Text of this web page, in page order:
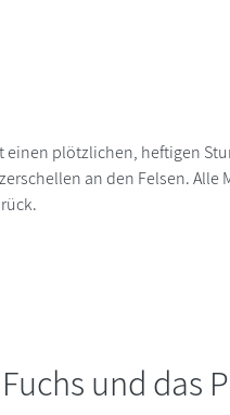
einen plötzlichen, heftigen
an den Felsen. Alle
und das